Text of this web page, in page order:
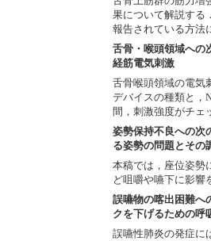
果について解説する
報告されている方法
舌骨・喉頭領域への
経筋電気刺激
舌骨喉頭領域の電気
デバイスの種類と，
間，刺激強度がチェ
姿勢保持不良への次
る姿勢の問題とその
本稿では，座位姿勢
ど咀嚼や嚥下に影響
誤嚥物の喀出困難へ
クを下げるための呼
誤嚥性肺炎の発症に